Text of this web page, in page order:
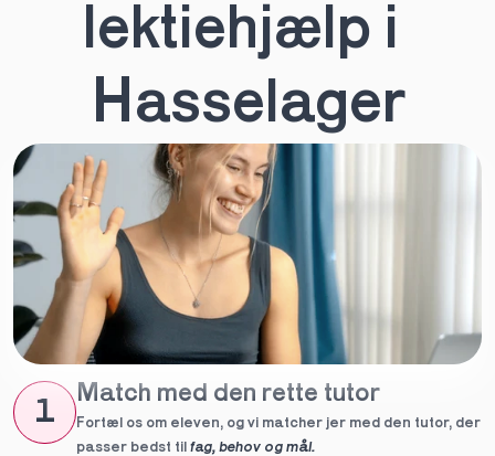
lektiehjælp i
Hasselager
1
Match med den rette tutor
Fortæl os om eleven, og vi matcher jer med den tutor, der
passer bedst til fag, behov og mål.